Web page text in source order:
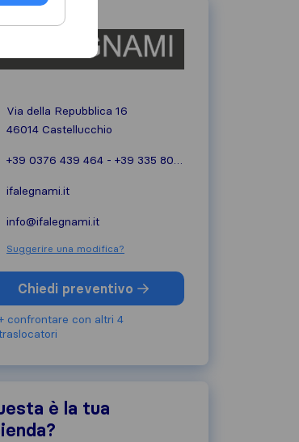
Via della Repubblica 16
46014 Castellucchio
+39 0376 439 464 - +39 335 8031643
ifalegnami.it
info@ifalegnami.it
Suggerire una modifica?
Chiedi preventivo
confrontare con altri 4
è la tua